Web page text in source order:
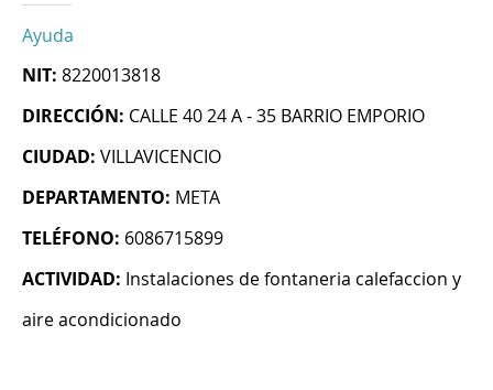
Ayuda
NIT: 8220013818
DIRECCIÓN: CALLE 40 24 A - 35 BARRIO EMPORIO
CIUDAD: VILLAVICENCIO
DEPARTAMENTO: META
TELÉFONO: 6086715899
ACTIVIDAD: Instalaciones de fontaneria calefaccion y
aire acondicionado